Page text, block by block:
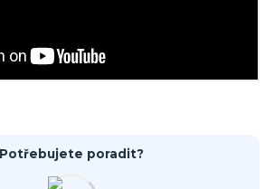
Potřebujete poradit?